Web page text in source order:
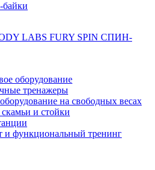
байки
LABS FURY SPIN СПИН-
оборудование
тренажеры
на свободных весах
и стойки
и функциональный тренинг